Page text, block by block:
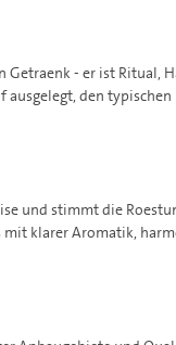
Getraenk - er ist Ritual,
ausgelegt, den
und stimmt die
mit klarer Aromatik,